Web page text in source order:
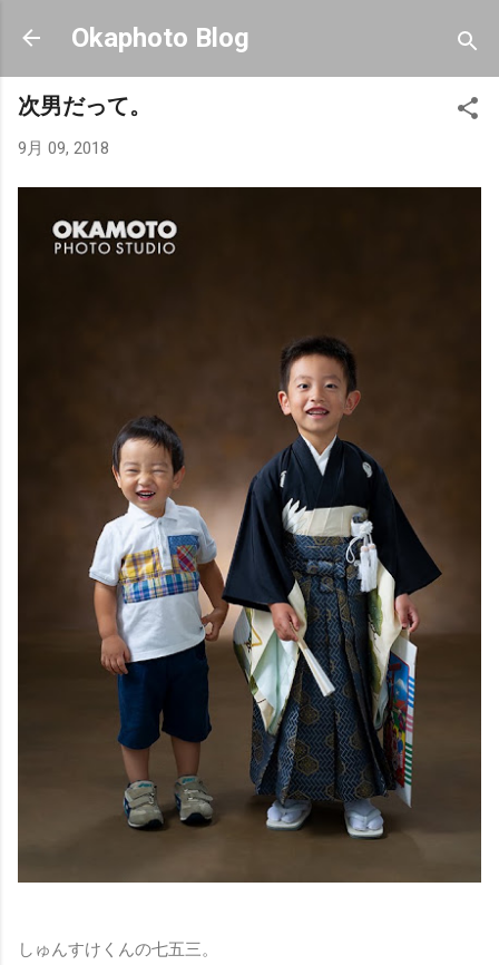
スキップしてメイン コンテンツに移動
Okaphoto Blog
次男だって。
9月 09, 2018
しゅんすけくんの七五三。